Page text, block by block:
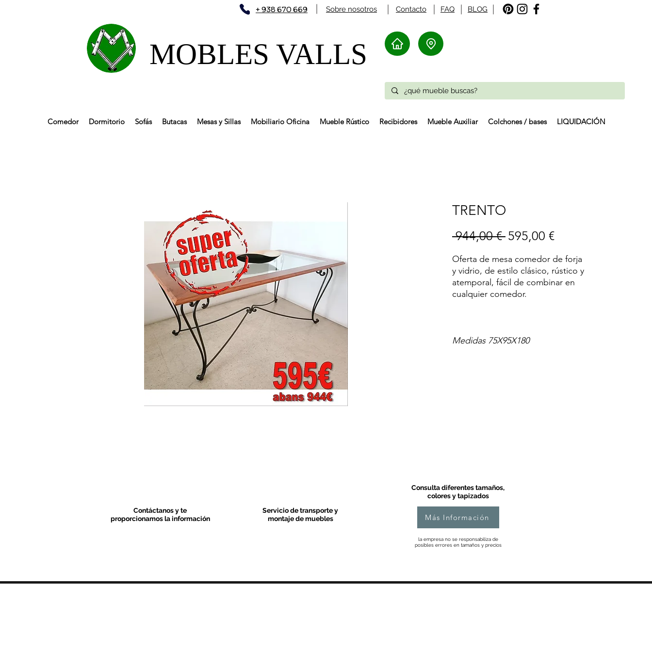
Sobre nosotros FAQ
+ 938 670 669 Contacto BLOG
MOBLES VALLS​
Comedor Dormitorio Sofás Butacas Mesas y Sillas Mobiliario Oficina Mueble Rústico Recibidores Mueble Auxiliar Colchones / bases LIQUIDACIÓN
TRENTO
944,00 € Precio
595,00 €Precio
oferta
Oferta de mesa comedor de forja
y vidrio, de estilo clásico, rústico y
atemporal, fácil de combinar en
cualquier comedor.
Medidas 75X95X180
Consulta diferentes tamaños,
colores y tapizados
Contáctanos y te
proporcionamos la información
Servicio de transporte y
montaje de muebles
Más Información
la empresa no se responsabiliza de
posibles errores en tamaños y precios